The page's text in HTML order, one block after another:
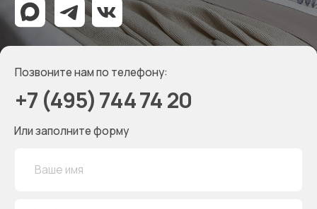
Политика конфиденциальности